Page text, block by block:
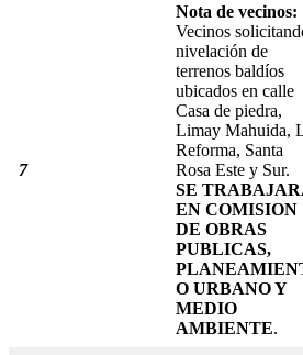
7
Nota de vecinos:
Vecinos
nivelación de
terrenos baldíos
ubicados en calle
Casa de piedra,
Limay Mahuida,
Reforma, Santa
Rosa Este y Sur.
SE
EN COMISION
DE OBRAS
PUBLICAS,
O URBANO Y
MEDIO
AMBIENTE.